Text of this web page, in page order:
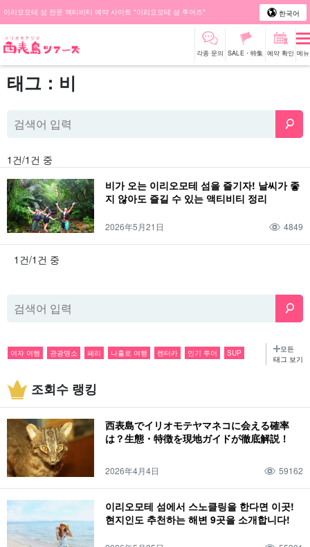
이리오모테 섬 전문 액티비티 예약 사이트 "이리오모테 섬 투어즈" 한국어
각종 문의 SALE・特集 예약 확인 메뉴
태그：비
1건/1건 중
비가 오는 이리오모테 섬을 즐기자! 날씨가 좋
지 않아도 즐길 수 있는 액티비티 정리
2026年5月21日 4849
1건/1건 중
여자 여행 관광명소 페리 나홀로 여행 렌터카 인기 투어 SUP
바라스 섬 투어 특산품・기념품
봄 반딧불이 날씨 여름 사가리바나 복장 가을 드라이브 12월
겨울 체험기 봄방학
모든
태그 보기
조회수 랭킹
西表島でイリオモテヤマネコに会える確率
は？生態・特徴を現地ガイドが徹底解説！
2026年4月4日 59162
이리오모테 섬에서 스노클링을 한다면 이곳!
현지인도 추천하는 해변 9곳을 소개합니다!